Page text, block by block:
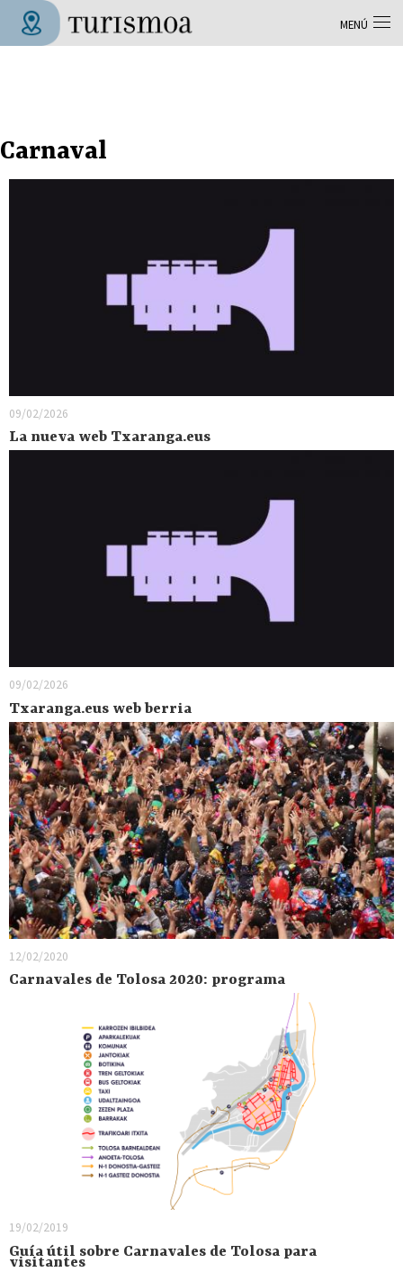
Pasar al contenido principal
Carnaval
09/02/2026
La nueva web Txaranga.eus
09/02/2026
Txaranga.eus web berria
12/02/2020
Carnavales de Tolosa 2020: programa
19/02/2019
Guía útil sobre Carnavales de Tolosa para
visitantes
MENÚ